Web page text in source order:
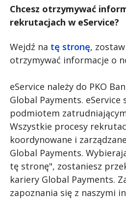
Chcesz otrzymywać
rekrutacjach w eService?
Wejdź na tę stronę,
otrzymywać informacje o
eService należy do PKO
Global Payments. eService
podmiotem
Wszystkie procesy
koordynowane i
Global Payments.
tę stronę", zostaniesz
kariery Global Payments.
zapoznania się z naszymi